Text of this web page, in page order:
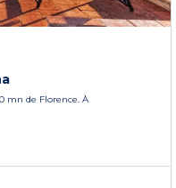
mn de Florence. À